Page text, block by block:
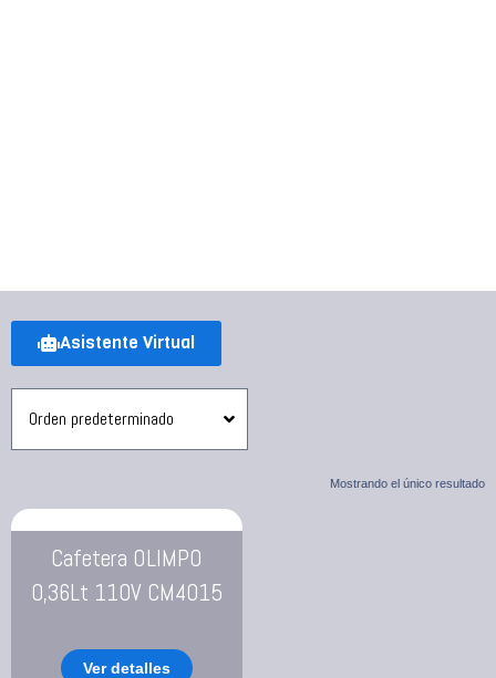
Asistente Virtual
Mostrando el único resultado
Cafetera OLIMPO
0,36Lt 110V CM4015
Ver detalles